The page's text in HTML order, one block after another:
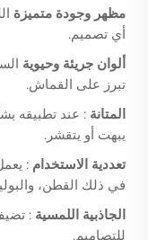
مظهر وجودة متميزة
أي تصميم.
ألوان جريئة وحيوية
تبرز على القماش.
المتانة : عند تطبيقه
يبهت أو يتقشر.
تعددية الاستخدام :
في ذلك القطن،
الجاذبية اللمسية :
للتصاميم.